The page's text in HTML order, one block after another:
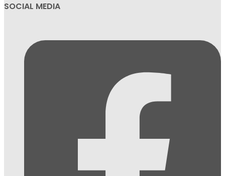
SOCIAL MEDIA